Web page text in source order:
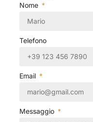
Nome
Telefono
Email
Messaggio